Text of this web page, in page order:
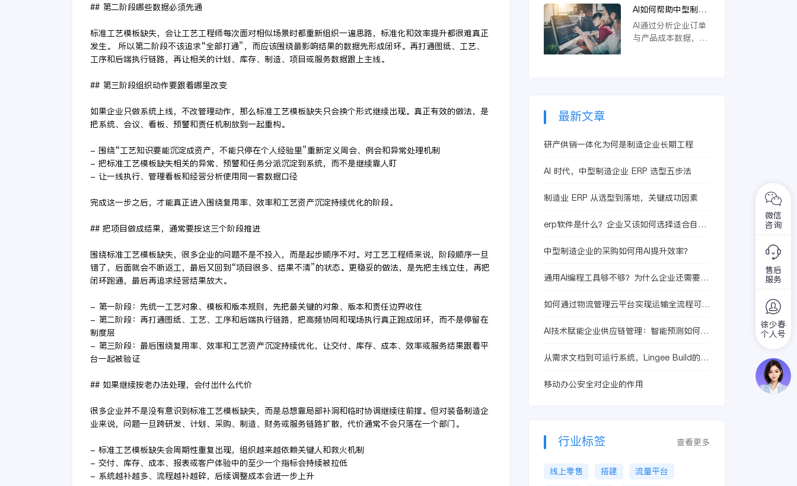
## 第二阶段哪些数据必须先通
标准工艺模板缺失，会让工艺工程师每次面对相似场景时都重新组织一遍思路，标准化和效率提升都很难真正
发生。 所以第二阶段不该追求“全部打通”，而应该围绕最影响结果的数据先形成闭环。再打通图纸、工艺、
工序和后端执行链路，再让相关的计划、库存、制造、项目或服务数据跟上主线。
## 第三阶段组织动作要跟着哪里改变
如果企业只做系统上线，不改管理动作，那么标准工艺模板缺失只会换个形式继续出现。真正有效的做法，是
把系统、会议、看板、预警和责任机制放到一起重构。
- 围绕“工艺知识要能沉淀成资产，不能只停在个人经验里”重新定义周会、例会和异常处理机制
- 把标准工艺模板缺失相关的异常、预警和任务分派沉淀到系统，而不是继续靠人盯
- 让一线执行、管理看板和经营分析使用同一套数据口径
完成这一步之后，才能真正进入围绕复用率、效率和工艺资产沉淀持续优化的阶段。
## 把项目做成结果，通常要按这三个阶段推进
围绕标准工艺模板缺失，很多企业的问题不是不投入，而是起步顺序不对。对工艺工程师来说，阶段顺序一旦
错了，后面就会不断返工，最后又回到“项目很多、结果不清”的状态。更稳妥的做法，是先把主线立住，再把
闭环跑通，最后再追求经营结果放大。
- 第一阶段：先统一工艺对象、模板和版本规则，先把最关键的对象、版本和责任边界收住
- 第二阶段：再打通图纸、工艺、工序和后端执行链路，把高频协同和现场执行真正跑成闭环，而不是停留在
制度层
- 第三阶段：最后围绕复用率、效率和工艺资产沉淀持续优化，让交付、库存、成本、效率或服务结果跟着平
台一起被验证
## 如果继续按老办法处理，会付出什么代价
很多企业并不是没有意识到标准工艺模板缺失，而是总想靠局部补洞和临时协调继续往前撑。但对装备制造企
业来说，问题一旦跨研发、计划、采购、制造、财务或服务链路扩散，代价通常不会只落在一个部门。
- 标准工艺模板缺失会周期性重复出现，组织越来越依赖关键人和救火机制
- 交付、库存、成本、报表或客户体验中的至少一个指标会持续被拉低
- 系统越补越多、流程越补越碎，后续调整成本会进一步上升
价值链协同，确保战
略目标有效落地。
模块化设计（如
CBB）优化物料编码
管理，并借助AI合同
AI如何帮助中型制造
企业识别亏损订单和
低毛利产品？
AI通过分析企业订单
与产品成本数据，能
最新文章
研产供销一体化为何是制造企业长期工程
AI 时代，中型制造企业 ERP 选型五步法
制造业 ERP 从选型到落地，关键成功因素
erp软件是什么？企业又该如何选择适合自身
中型制造企业的采购如何用AI提升效率？
通用AI编程工具够不够？为什么企业还需要灵
如何通过物流管理云平台实现运输全流程可视
AI技术赋能企业供应链管理：智能预测如何提
从需求文档到可运行系统，Lingee Build的
移动办公安全对企业的作用
行业标签 查看更多
线上零售 搭建
流量平台
微信
咨询
售后
服务
徐少春
个人号